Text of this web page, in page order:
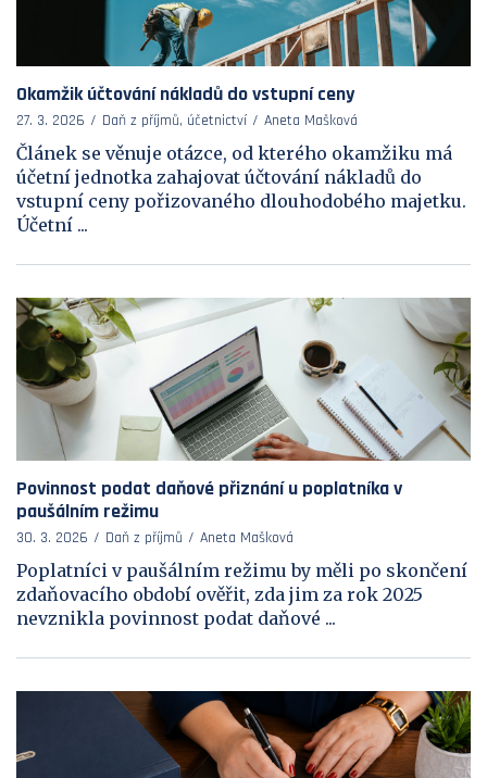
Okamžik účtování nákladů do vstupní ceny
27. 3. 2026 Daň z příjmů, účetnictví Aneta Mašková
Článek se věnuje otázce, od kterého okamžiku má
účetní jednotka zahajovat účtování nákladů do
vstupní ceny pořizovaného dlouhodobého majetku.
Účetní ...
Povinnost podat daňové přiznání u poplatníka v
paušálním režimu
30. 3. 2026 Daň z příjmů Aneta Mašková
Poplatníci v paušálním režimu by měli po skončení
zdaňovacího období ověřit, zda jim za rok 2025
nevznikla povinnost podat daňové ...